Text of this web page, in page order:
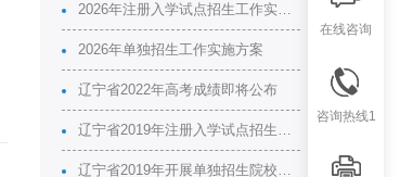
2026年注册入学试点招生工作实施方案
2026年单独招生工作实施方案
辽宁省2022年高考成绩即将公布
辽宁省2019年注册入学试点招生院校名单
辽宁省2019年开展单独招生院校名单
在线咨询
咨询热线1